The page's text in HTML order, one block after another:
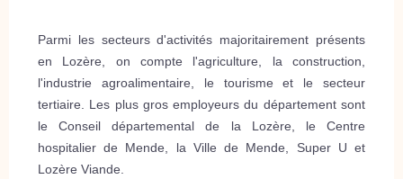
Parmi les secteurs d'activités majoritairement présents
en Lozère, on compte l'agriculture, la construction,
l'industrie agroalimentaire, le tourisme et le secteur
tertiaire. Les plus gros employeurs du département sont
le Conseil départemental de la Lozère, le Centre
hospitalier de Mende, la Ville de Mende, Super U et
Lozère Viande.